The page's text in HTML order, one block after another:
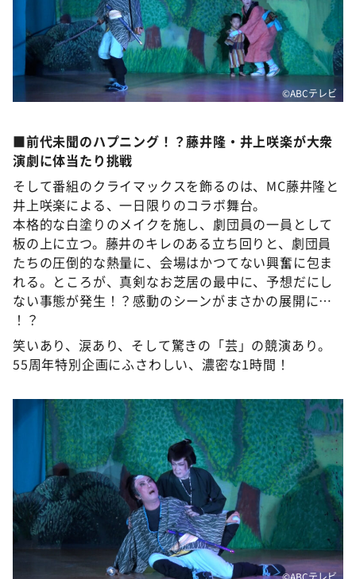
©ABCテレビ
■前代未聞のハプニング！？藤井隆・井上咲楽が大衆
演劇に体当たり挑戦
そして番組のクライマックスを飾るのは、MC藤井隆と
井上咲楽による、一日限りのコラボ舞台。
本格的な白塗りのメイクを施し、劇団員の一員として
板の上に立つ。藤井のキレのある立ち回りと、劇団員
たちの圧倒的な熱量に、会場はかつてない興奮に包ま
れる。ところが、真剣なお芝居の最中に、予想だにし
ない事態が発生！？感動のシーンがまさかの展開に…
！？
笑いあり、涙あり、そして驚きの「芸」の競演あり。
55周年特別企画にふさわしい、濃密な1時間！
©ABCテレビ